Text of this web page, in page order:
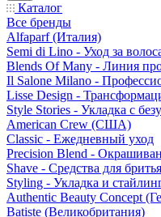
Каталог
Все бренды
Alfaparf (Италия)
Semi di Lino - Уход за
Blends Of Many - Линия
Il Salone Milano -
Lisse Design -
Style Stories - Укладка с
American Crew (США)
Classic - Ежедневный уход
Precision Blend -
Shave - Средства для бритья
Styling - Укладка и
Authentic Beauty Concept
Batiste (Великобритания)